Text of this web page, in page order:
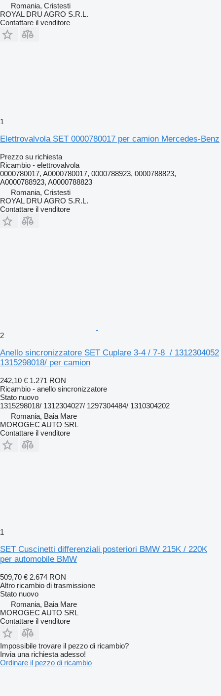
Romania, Cristesti
ROYAL DRU AGRO S.R.L.
Contattare il venditore
1
Elettrovalvola SET 0000780017 per camion Mercedes-Benz
Prezzo su richiesta
Ricambio - elettrovalvola
0000780017, A0000780017, 0000788923, 0000788823,
A0000788923, A0000788823
Romania, Cristesti
ROYAL DRU AGRO S.R.L.
Contattare il venditore
2
Anello sincronizzatore SET Cuplare 3-4 / 7-8 / 1312304052
1315298018/ per camion
242,10 € 1.271 RON
Ricambio - anello sincronizzatore
Stato nuovo
1315298018/ 1312304027/ 1297304484/ 1310304202
Romania, Baia Mare
MOROGEC AUTO SRL
Contattare il venditore
1
SET Cuscinetti differenziali posteriori BMW 215K / 220K
per automobile BMW
509,70 € 2.674 RON
Altro ricambio di trasmissione
Stato nuovo
Romania, Baia Mare
MOROGEC AUTO SRL
Contattare il venditore
Impossibile trovare il pezzo di ricambio?
Invia una richiesta adesso!
Ordinare il pezzo di ricambio